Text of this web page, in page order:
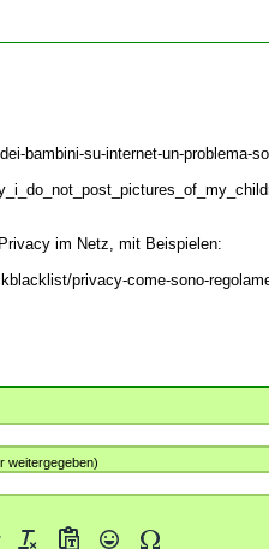
bambini-su-internet-un-problema-
im Netz, mit Beispielen:
privacy-come-sono-
weitergegeben)